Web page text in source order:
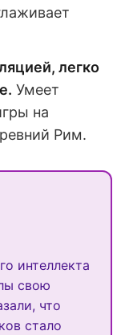
легко
Умеет
на
Рим.
интеллекта
свою
что
стало